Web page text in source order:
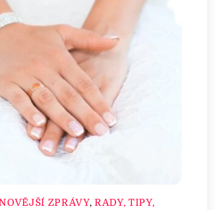
ZPRÁVY, RADY, TIPY,